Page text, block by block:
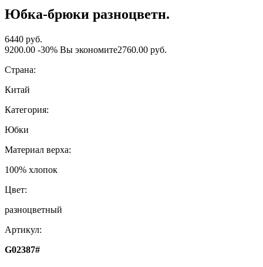
Юбка-брюки разноцветн.
6440 руб.
9200.00 -30% Вы экономите2760.00 руб.
Страна:
Китай
Категория:
Юбки
Материал верха:
100% хлопок
Цвет:
разноцветный
Артикул:
G02387#